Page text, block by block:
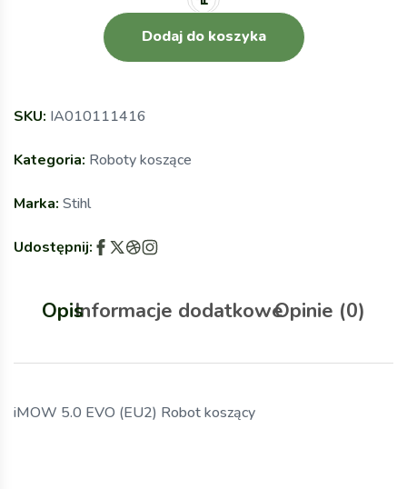
Dodaj do koszyka
SKU: IA010111416
Kategoria: Roboty koszące
Marka: Stihl
Udostępnij:
OpisInformacje dodatkoweOpinie (0)
iMOW 5.0 EVO (EU2) Robot koszący